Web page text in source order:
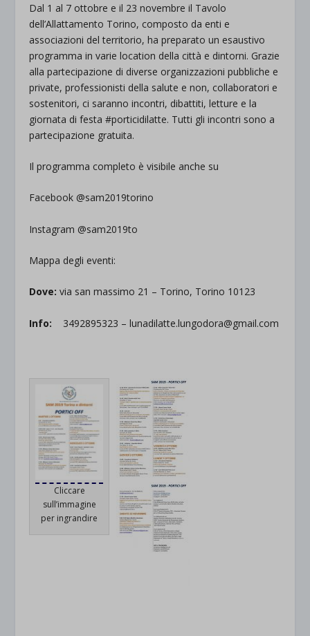
Dal 1 al 7 ottobre e il 23 novembre il Tavolo
dell’Allattamento Torino, composto da enti e
associazioni del territorio, ha preparato un esaustivo
programma in varie location della città e dintorni. Grazie
alla partecipazione di diverse organizzazioni pubbliche e
private, professionisti della salute e non, collaboratori e
sostenitori, ci saranno incontri, dibattiti, letture e la
giornata di festa #porticidilatte. Tutti gli incontri sono a
partecipazione gratuita.
Il programma completo è visibile anche su
Facebook @sam2019torino
Instagram @sam2019to
Mappa degli eventi:
Dove: via san massimo 21 – Torino, Torino 10123
Info: 3492895323 – lunadilatte.lungodora@gmail.com
Cliccare
sull’immagine
per ingrandire